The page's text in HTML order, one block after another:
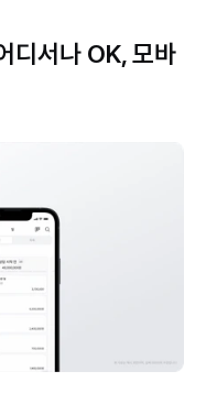
디서나 OK, 모바